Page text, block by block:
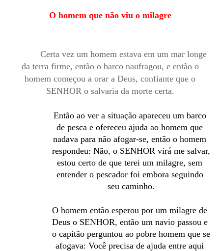
O homem que não viu o milagre
Certa vez um homem estava em um mar longe
da terra firme, então o barco naufragou, e então o
homem começou a orar a Deus, confiante que o
SENHOR o salvaria da morte certa.
Então ao ver a situação apareceu um barco
de pesca e ofereceu ajuda ao homem que
nadava para não afogar-se, então o homem
respondeu: Não, o SENHOR virá me salvar,
estou certo de que terei um milagre, sem
entender o pescador foi embora seguindo
seu caminho.
O homem então esperou por um milagre de
Deus o SENHOR, então um navio passou e
o capitão perguntou ao pobre homem que se
afogava: Você precisa de ajuda entre aqui